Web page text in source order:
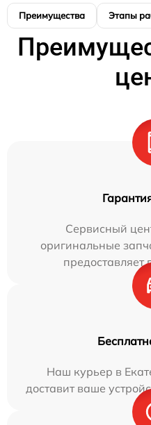
Преимущества Этапы
Сервисный
оригинальные
предоставляет
Наш курьер в
доставит ваше